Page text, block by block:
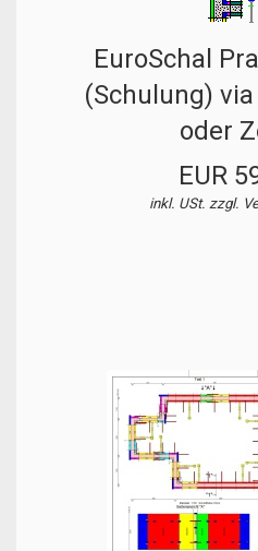
EuroSchal
(Schulung)
oder
EUR
inkl. USt. zzgl.